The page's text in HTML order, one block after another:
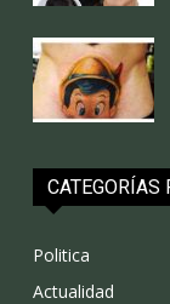
CATEGORÍAS
Politica
Actualidad